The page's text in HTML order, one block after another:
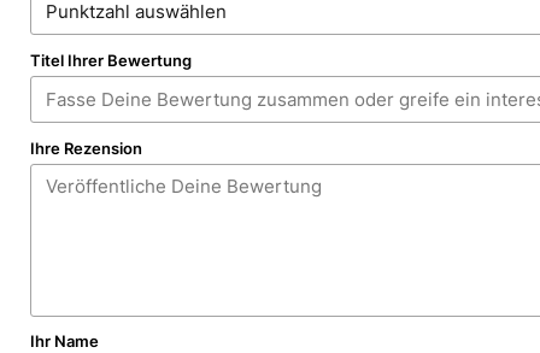
Titel Ihrer Bewertung
Ihre Rezension
Ihr Name